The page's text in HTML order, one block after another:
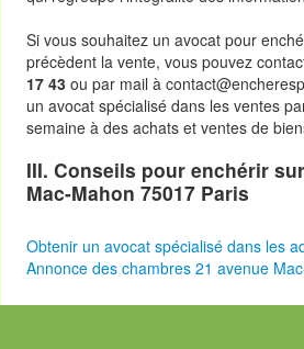
Si vous souhaitez un avocat pour
précèdent la vente, vous pouvez
17 43 ou par mail à
un avocat spécialisé dans les ventes
semaine à des achats et ventes de
III. Conseils pour enchérir
Mac-Mahon 75017 Paris
Obtenir un avocat spécialisé dans les
Annonce des chambres 21 avenue